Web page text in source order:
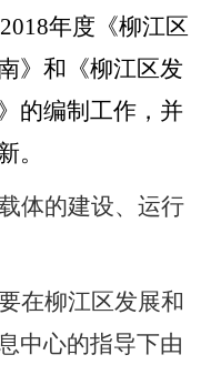
2018年度《柳江区
》和《柳江区发
的编制工作，并
。
体的建设、运行
在柳江区发展和
中心的指导下由